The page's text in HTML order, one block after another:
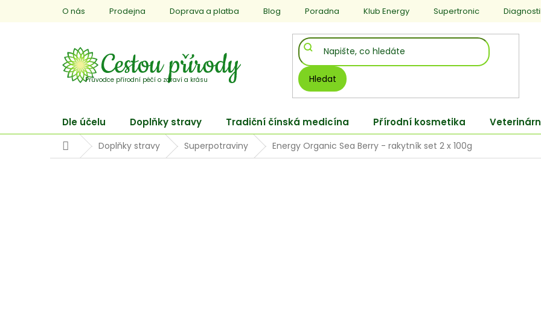
O nás Prodejna Doprava a platba Blog Poradna Klub Energy Supertronic
Hledat
Dle účelu Doplňky stravy Tradiční čínská medicína Přírodní kosmetika
DomůDoplňky stravy Superpotraviny Energy Organic Sea Berry - rakytník set 2 x 100g